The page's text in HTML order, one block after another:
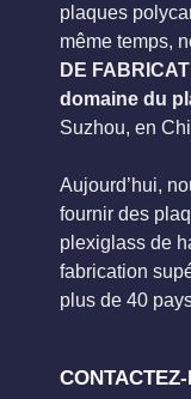
plaques
même temps,
DE
domaine du
Suzhou, en
Aujourd’hui,
fournir des
plexiglass de
fabrication
plus de 40